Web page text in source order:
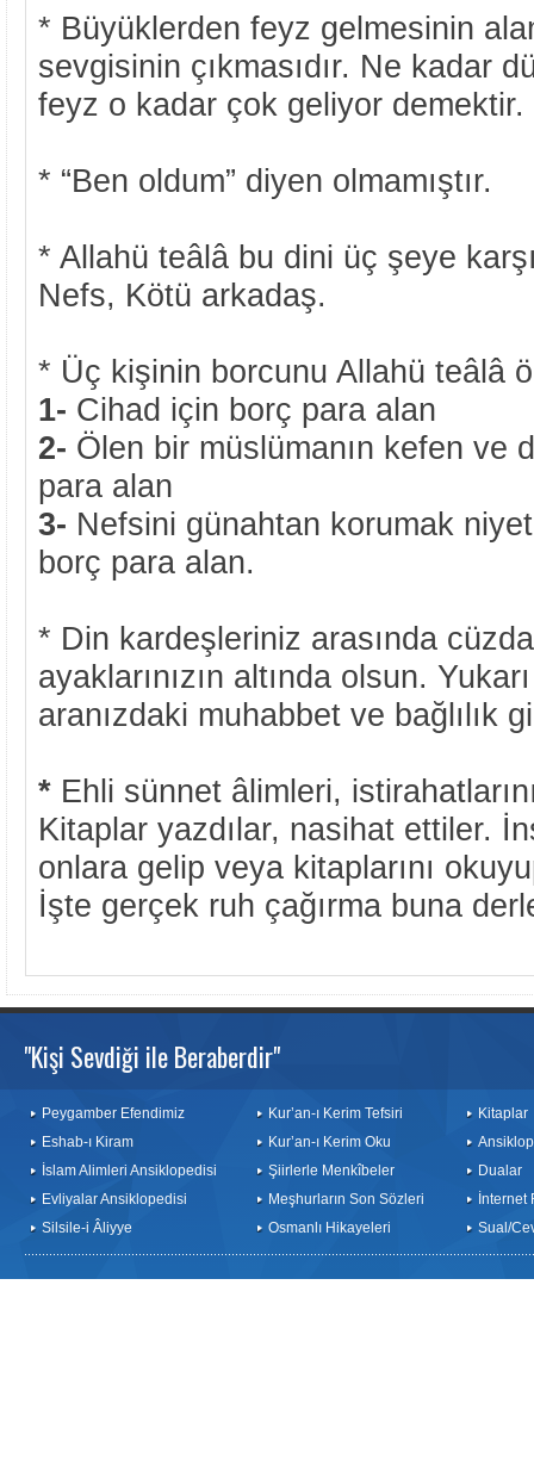
* Büyüklerden feyz gelmesinin
sevgisinin çıkmasıdır. Ne kadar
feyz o kadar çok geliyor demektir.
* “Ben oldum” diyen olmamıştır.
* Allahü teâlâ bu dini üç şeye
Nefs, Kötü arkadaş.
* Üç kişinin borcunu Allahü teâlâ
1- Cihad için borç para alan
2- Ölen bir müslümanın kefen ve
para alan
3- Nefsini günahtan korumak
borç para alan.
* Din kardeşleriniz arasında
ayaklarınızın altında olsun.
aranızdaki muhabbet ve bağlılık
* Ehli sünnet âlimleri,
Kitaplar yazdılar, nasihat ettiler.
onlara gelip veya kitaplarını
İşte gerçek ruh çağırma buna
"Kişi Sevdiği ile Beraberdir"
Peygamber Efendimiz
Eshab-ı Kiram
İslam Alimleri Ansiklopedisi
Evliyalar Ansiklopedisi
Silsile-i Âliyye
Kur’an-ı Kerim Tefsiri
Kur’an-ı Kerim Oku
Şiirlerle Menkîbeler
Meşhurların Son Sözleri
Osmanlı Hikayeleri
Kitaplar
Dualar
İnternet
Sual/